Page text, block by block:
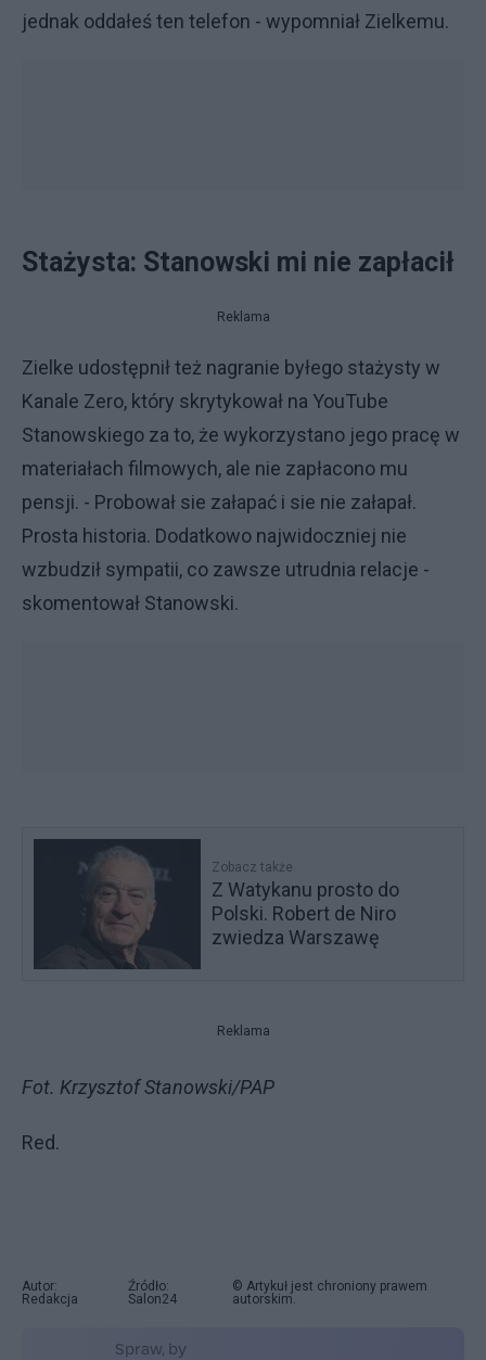
jednak oddałeś ten telefon - wypomniał Zielkemu.
Stażysta: Stanowski mi nie zapłacił
Reklama
Zielke udostępnił też nagranie byłego stażysty w
Kanale Zero, który skrytykował na YouTube
Stanowskiego za to, że wykorzystano jego pracę w
materiałach filmowych, ale nie zapłacono mu
pensji. - Probował sie załapać i sie nie załapał.
Prosta historia. Dodatkowo najwidoczniej nie
wzbudził sympatii, co zawsze utrudnia relacje -
skomentował Stanowski.
Zobacz także
Z Watykanu prosto do
Polski. Robert de Niro
zwiedza Warszawę
Reklama
Fot. Krzysztof Stanowski/PAP
Red.
Autor:
Redakcja
Źródło:
Salon24
© Artykuł jest chroniony prawem
autorskim.